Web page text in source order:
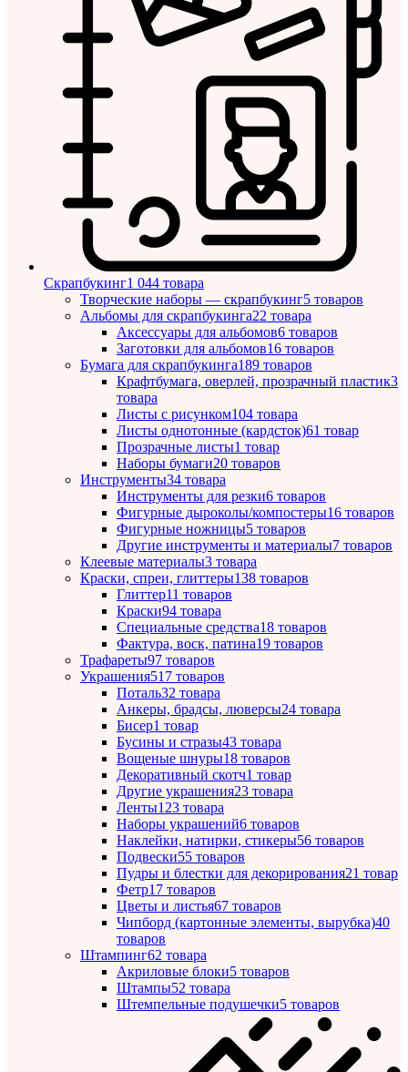
Скрапбукинг1 044 товара
Творческие наборы — скрапбукинг5 товаров
Альбомы для скрапбукинга22 товара
Аксессуары для альбомов6 товаров
Заготовки для альбомов16 товаров
Бумага для скрапбукинга189 товаров
Крафтбумага, оверлей, прозрачный пластик3
товара
Листы c рисунком104 товара
Листы однотонные (кардсток)61 товар
Прозрачные листы1 товар
Наборы бумаги20 товаров
Инструменты34 товара
Инструменты для резки6 товаров
Фигурные дыроколы/компостеры16 товаров
Фигурные ножницы5 товаров
Другие инструменты и материалы7 товаров
Клеевые материалы3 товара
Краски, спреи, глиттеры138 товаров
Глиттер11 товаров
Краски94 товара
Специальные средства18 товаров
Фактура, воск, патина19 товаров
Трафареты97 товаров
Украшения517 товаров
Поталь32 товара
Анкеры, брадсы, люверсы24 товара
Бисер1 товар
Бусины и стразы43 товара
Вощеные шнуры18 товаров
Декоративный скотч1 товар
Другие украшения23 товара
Ленты123 товара
Наборы украшений6 товаров
Наклейки, натирки, стикеры56 товаров
Подвески55 товаров
Пудры и блестки для декорирования21 товар
Фетр17 товаров
Цветы и листья67 товаров
Чипборд (картонные элементы, вырубка)40
товаров
Штампинг62 товара
Акриловые блоки5 товаров
Штампы52 товара
Штемпельные подушечки5 товаров